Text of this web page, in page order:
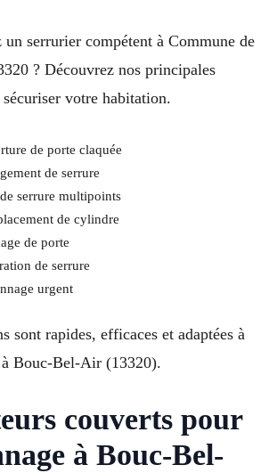
un serrurier compétent à Commune de
? Découvrez nos principales
votre habitation.
de porte claquée
de serrure
serrure multipoints
de cylindre
de porte
de serrure
urgent
sont rapides, efficaces et adaptées à
à Bouc-Bel-Air (13320).
couverts pour
à Bouc-Bel-